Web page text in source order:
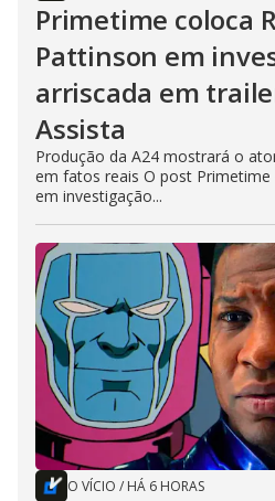
Primetime coloca
Pattinson em
arriscada em
Assista
Produção da A24 mostrará o
em fatos reais O post
em investigação...
O VÍCIO / HÁ 6 HORAS